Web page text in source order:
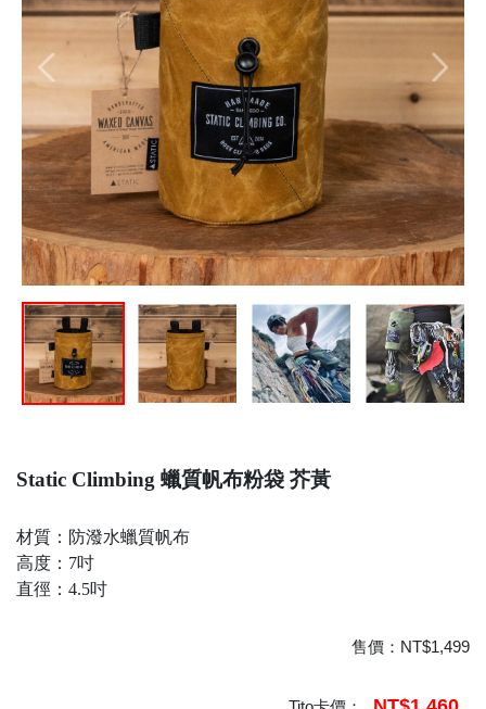
Static Climbing 蠟質帆布粉袋 芥黃
材質：防潑水蠟質帆布
高度：7吋
直徑：4.5吋
售價： NT$1,499